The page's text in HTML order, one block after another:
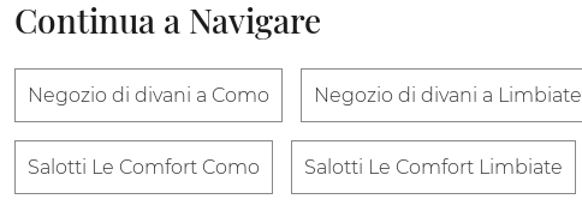
Continua a Navigare
Negozio di divani a Como Negozio di divani a Limbiate
Salotti Le Comfort Como Salotti Le Comfort Limbiate